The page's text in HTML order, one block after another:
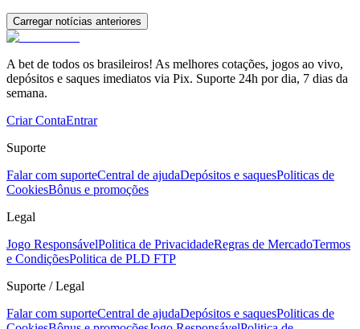
Carregar notícias anteriores
A bet de todos os brasileiros! As melhores cotações, jogos ao vivo,
depósitos e saques imediatos via Pix. Suporte 24h por dia, 7 dias da
semana.
Criar ContaEntrar
Suporte
Falar com suporteCentral de ajudaDepósitos e saquesPoliticas de
CookiesBônus e promoções
Legal
Jogo ResponsávelPolitica de PrivacidadeRegras de MercadoTermos
e CondiçõesPolitica de PLD FTP
Suporte / Legal
Falar com suporteCentral de ajudaDepósitos e saquesPoliticas de